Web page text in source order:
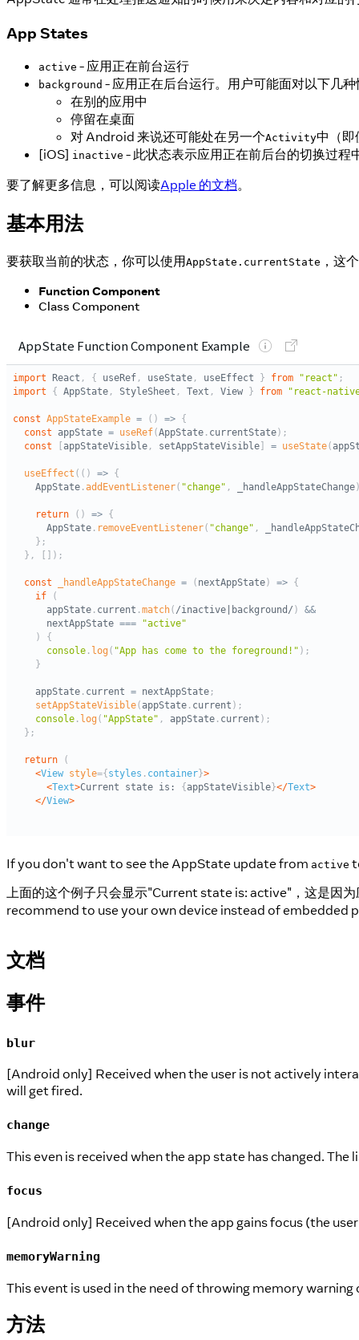
App States
active - 应用正在前台运行
background - 应用正在后台运行。用户可能面对以下几
在别的应用中
停留在桌面
对 Android 来说还可能处在另一个Activity中（即
[iOS] inactive - 此状态表示应用正在前后台的切换过
要了解更多信息，可以阅读Apple 的文档。
基本用法
要获取当前的状态，你可以使用AppState.currentState ，这
Function Component
Class Component
If you don't want to see the AppState update from active
上面的这个例子只会显示"Current state is: active"，这是因
recommend to use your own device instead of embedded
文档
事件
blur
[Android only] Received when the user is not actively
will get fired.
change
This even is received when the app state has changed.
focus
[Android only] Received when the app gains focus (the
memoryWarning
This event is used in the need of throwing memory warning
方法